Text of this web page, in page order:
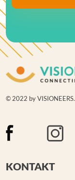
© 2022 by VISIONEERS.
KONTAKT